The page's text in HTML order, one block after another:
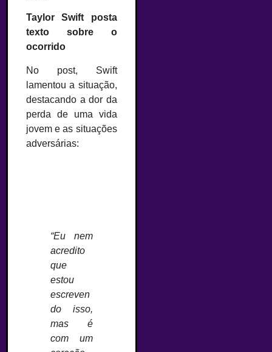
Taylor Swift posta
texto sobre o
ocorrido
No post, Swift
lamentou a situação,
destacando a dor da
perda de uma vida
jovem e as situações
adversárias:
“Eu nem
acredito
que
estou
escreven
do isso,
mas é
com um